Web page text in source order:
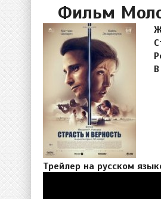
Фильм
Трейлер на русском